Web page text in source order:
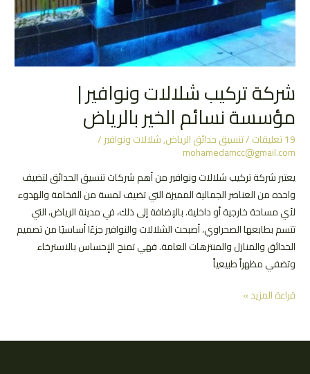
شركة تركيب شلالات ونوافير |
مؤسسة نسائم الخير بالرياض
19 تعليقات /تنسيق حدائق الرياض,شلالات ونوافير/
mohamedamcc@gmail.com
يعتبر شركة تركيب شلالات ونوافير من أهم شركات تنسيق الحدائق لتضيف
واحده من العناصر الجمالية المميزة التي تضيف لمسة من الفخامة والهدوء
لأي مساحة خارجية أو داخلية. بالإضافة إلى ذلك، في مدينة الرياض، التي
تتسم بطابعها الصحراوي، أصبحت الشلالات والنوافير جزءًا أساسيًا من تصميم
الحدائق والمنازل والمنتزهات العامة. فهي تمنح الإحساس بالاسترخاء
وتضفي مظهراً طبيعياً
شركة
ونوافير
قراءة المزيد »